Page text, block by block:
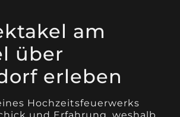
am
über
erleben
Hochzeitsfeuerwerks
und Erfahrung, weshalb